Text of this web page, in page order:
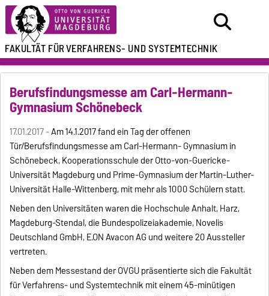
FAKULTÄT FÜRVERFAHRENS- UND SYSTEMTECHNIK
Berufsfindungsmesse am Carl-Hermann-
Gymnasium Schönebeck
17.01.2017 -Am 14.1.2017 fand ein Tag der offenen
Tür/Berufsfindungsmesse am Carl-Hermann- Gymnasium in
Schönebeck, Kooperationsschule der Otto-von-Guericke-
Universität Magdeburg und Prime-Gymnasium der Martin-Luther-
Universität Halle-Wittenberg, mit mehr als 1000 Schülern statt.
Neben den Universitäten waren die Hochschule Anhalt, Harz,
Magdeburg-Stendal, die Bundespolizeiakademie, Novelis
Deutschland GmbH, E.ON Avacon AG und weitere 20 Aussteller
vertreten.
Neben dem Messestand der OVGU präsentierte sich die Fakultät
für Verfahrens- und Systemtechnik mit einem 45-minütigen